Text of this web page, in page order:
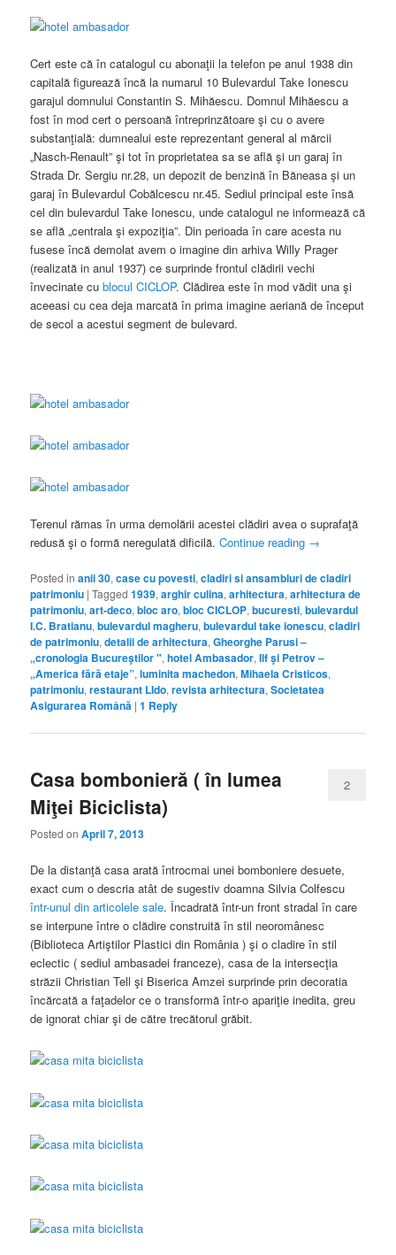
Cert este că în catalogul cu abonaţii la telefon pe anul 1938 din
capitală figurează încă la numarul 10 Bulevardul Take Ionescu
garajul domnului Constantin S. Mihăescu. Domnul Mihăescu a
fost în mod cert o persoană întreprinzătoare şi cu o avere
substanţială: dumnealui este reprezentant general al mărcii
„Nasch-Renault” şi tot în proprietatea sa se află şi un garaj în
Strada Dr. Sergiu nr.28, un depozit de benzină în Băneasa şi un
garaj în Bulevardul Cobălcescu nr.45. Sediul principal este însă
cel din bulevardul Take Ionescu, unde catalogul ne informează că
se află „centrala şi expoziţia”. Din perioada în care acesta nu
fusese încă demolat avem o imagine din arhiva Willy Prager
(realizată in anul 1937) ce surprinde frontul clădirii vechi
învecinate cublocul CICLOP. Clădirea este în mod vădit una şi
aceeasi cu cea deja marcată în prima imagine aeriană de început
de secol a acestui segment de bulevard.
Terenul rămas în urma demolării acestei clădiri avea o suprafaţă
redusă şi o formă neregulată dificilă.Continue reading →
Posted in anii 30,case cu povesti,cladiri si ansambluri de cladiri
patrimoniu |Tagged 1939,arghir culina,arhitectura,arhitectura de
patrimoniu,art-deco,bloc aro,bloc CICLOP,bucuresti,bulevardul
I.C. Bratianu,bulevardul magheru,bulevardul take ionescu,cladiri
de patrimoniu,detalii de arhitectura,Gheorghe Parusi –
„cronologia Bucureştilor ",hotel Ambasador,Ilf şi Petrov –
„America fără etaje”,luminita machedon,Mihaela Cristicos,
patrimoniu,restaurant LIdo,revista arhitectura,Societatea
Asigurarea Română |1 Reply
Casa bombonieră ( în lumea
Miţei Biciclista)
Posted onApril 7, 2013
2
De la distanţă casa arată întrocmai unei bomboniere desuete,
exact cum o descria atât de sugestiv doamna Silvia Colfescu
într-unul din articolele sale. Încadrată într-un front stradal în care
se interpune între o clădire construită în stil neoromânesc
(Biblioteca Artiştilor Plastici din România ) şi o cladire în stil
eclectic ( sediul ambasadei franceze), casa de la intersecţia
străzii Christian Tell şi Biserica Amzei surprinde prin decoratia
încărcată a faţadelor ce o transformă într-o apariţie inedita, greu
de ignorat chiar şi de către trecătorul grăbit.